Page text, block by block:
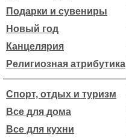
Подарки и сувениры
Новый год
Канцелярия
Религиозная атрибутика
Спорт, отдых и туризм
Все для дома
Все для кухни